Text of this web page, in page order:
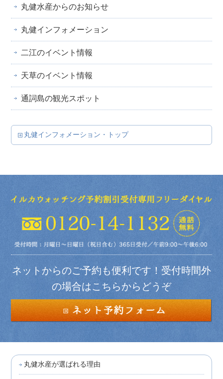
丸健水産からのお知らせ
丸健インフォメーション
二江のイベント情報
天草のイベント情報
通詞島の観光スポット
丸健インフォメーション・トップ
ネットからのご予約も便利です！受付時間外
の場合はこちらからどうぞ
丸健水産が選ばれる理由